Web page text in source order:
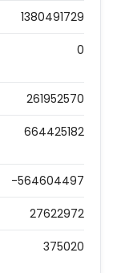
1380491729
0
261952570
664425182
-564604497
27622972
375020